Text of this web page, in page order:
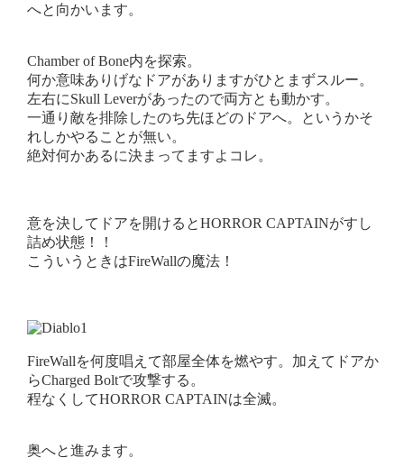
へと向かいます。
Chamber of Bone内を探索。
何か意味ありげなドアがありますがひとまずスルー。
左右にSkull Leverがあったので両方とも動かす。
一通り敵を排除したのち先ほどのドアへ。というかそ
れしかやることが無い。
絶対何かあるに決まってますよコレ。
意を決してドアを開けるとHORROR CAPTAINがすし
詰め状態！！
こういうときはFireWallの魔法！
FireWallを何度唱えて部屋全体を燃やす。加えてドアか
らCharged Boltで攻撃する。
程なくしてHORROR CAPTAINは全滅。
奥へと進みます。